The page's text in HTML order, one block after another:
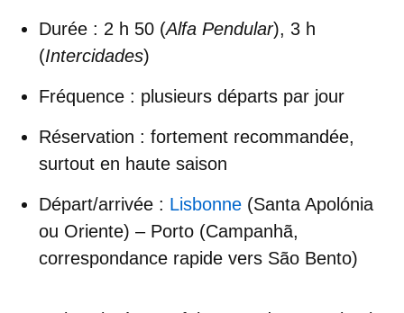
Durée : 2 h 50 (Alfa Pendular), 3 h
(Intercidades)
Fréquence : plusieurs départs par jour
Réservation : fortement recommandée,
surtout en haute saison
Départ/arrivée : Lisbonne (Santa Apolónia
ou Oriente) – Porto (Campanhã,
correspondance rapide vers São Bento)